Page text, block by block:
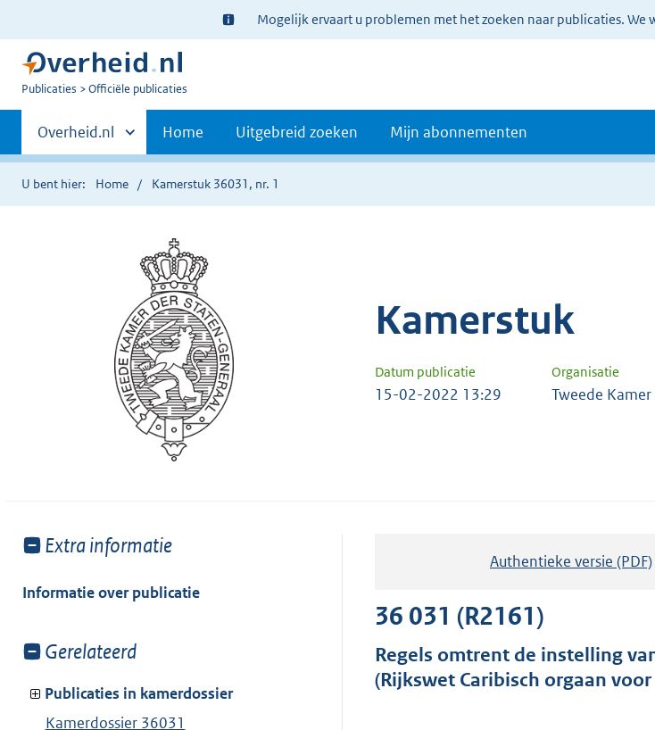
Ter
informatie:
Mogelijk ervaart u problemen met het zoeken naar publicaties. We
U
Publicaties Officiële publicaties
Primaire
navigatie
Andere
sites
binnen
Overheid.nl Home Uitgebreid zoeken Mijn abonnementen
U bent hier: Home Kamerstuk 36031, nr. 1
Kamerstuk
Datum publicatie Organisatie
15-02-2022 13:29 Tweede
Toon
van:
Extra informatie
Informatie over publicatie
Toon
van:
Gerelateerd
Publicaties in kamerdossier
Kamerdossier 36031
Authentieke versie (PDF)
36 031 (R2161)
Regels omtrent de instelling
(Rijkswet Caribisch orgaan